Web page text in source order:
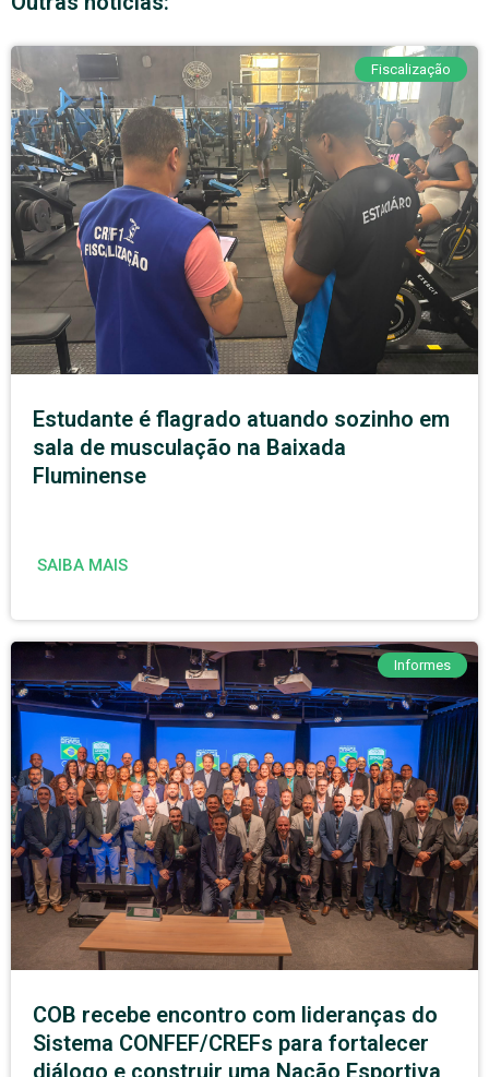
Fiscalização
Estudante é flagrado atuando sozinho em
sala de musculação na Baixada
Fluminense
SAIBA MAIS
Informes
COB recebe encontro com lideranças do
Sistema CONFEF/CREFs para fortalecer
diálogo e construir uma Nação Esportiva